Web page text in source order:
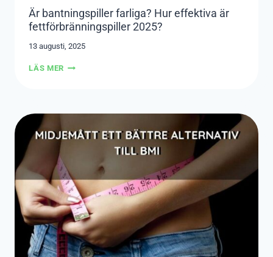
Är bantningspiller farliga? Hur effektiva är
fettförbränningspiller 2025?
13 augusti, 2025
LÄS MERÄR
FETTFÖRBRÄNNINGSPILLER
2025?